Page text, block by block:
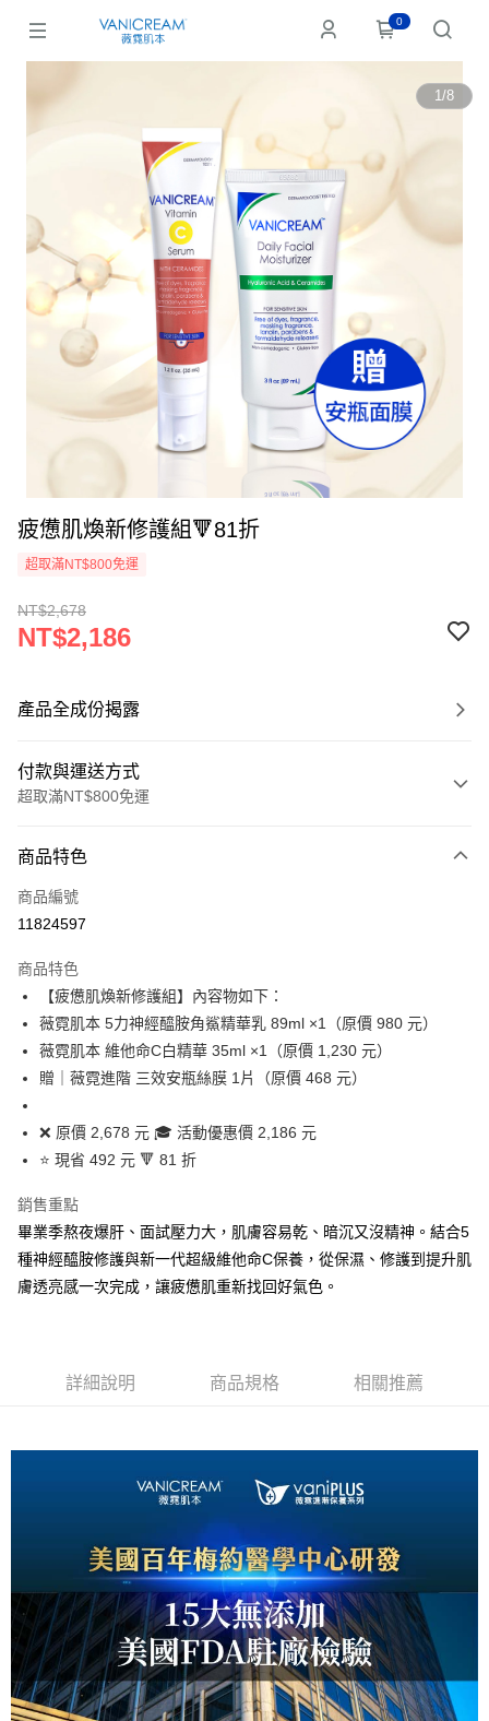
0
1/8
疲憊肌煥新修護組🔻81折
超取滿NT$800免運
NT$2,678
NT$2,186
產品全成份揭露
付款與運送方式
超取滿NT$800免運
信用卡一次付款
信用卡分期付款
合作金庫商業銀行
華南商業銀行
彰化商業銀行
上海商業儲蓄銀行
台北富邦商業銀行
國泰世華商業銀行
兆豐國際商業銀行
臺灣中小企業銀行
台中商業銀行
元大商業銀行
永豐商業銀行
玉山商業銀行
台灣樂天信用卡公司
6 期 0 利率 每期
華南商業銀行
彰化商業銀行
上海商業儲蓄銀行
台北富邦商業銀行
國泰世華商業銀行
兆豐國際商業銀行
匯豐（台灣）商業銀行
華泰商業銀行
聯邦商業銀行
元大商業銀行
玉山商業銀行
台灣樂天信用卡公司
超商取貨付款
LINE Pay
街口支付
ATM付款
全家取貨付款
每筆NT$80，滿NT$800(含以上)免運費
每筆NT$80，滿NT$800(含以上)免運費
付款後7-11取貨
每筆NT$80，滿NT$800(含以上)免運費
7-11快速到店
每筆NT$100，滿NT$800(含以上)免運費
商品特色
商品編號
11824597
商品特色
【疲憊肌煥新修護組】內容物如下：
薇霓肌本 5力神經醯胺角鯊精華乳 89ml ×1（原價 980 元）
薇霓肌本 維他命C白精華 35ml ×1（原價 1,230 元）
贈｜薇霓進階 三效安瓶絲膜 1片（原價 468 元）
❌ 原價 2,678 元 🎓 活動優惠價 2,186 元
⭐ 現省 492 元 🔻 81 折
銷售重點
畢業季熬夜爆肝、面試壓力大，肌膚容易乾、暗沉又沒精神。結合5
種神經醯胺修護與新一代超級維他命C保養，從保濕、修護到提升肌
膚透亮感一次完成，讓疲憊肌重新找回好氣色。
詳細說明 商品規格 相關推薦